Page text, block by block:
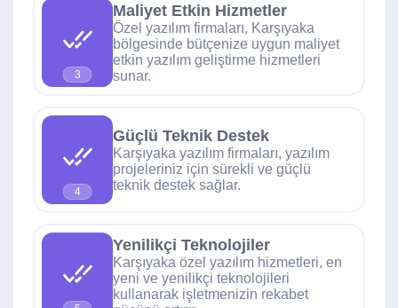
3
Maliyet Etkin Hizmetler
Özel yazılım firmaları, Karşıyaka
bölgesinde bütçenize uygun maliyet
etkin yazılım geliştirme hizmetleri
sunar.
4
Güçlü Teknik Destek
Karşıyaka yazılım firmaları, yazılım
projeleriniz için sürekli ve güçlü
teknik destek sağlar.
Yenilikçi Teknolojiler
Karşıyaka özel yazılım hizmetleri, en
yeni ve yenilikçi teknolojileri
kullanarak işletmenizin rekabet